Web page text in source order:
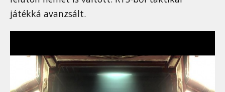
játékká avanzsált.